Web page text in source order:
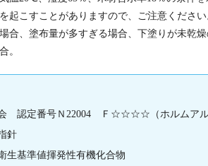
起こすことがありますので、ご注意ください
合、塗布量が多すぎる場合、下塗りが未乾
。
会 認定番号Ｎ22004 Ｆ☆☆☆☆（ホルムアル
針
基準値揮発性有機化合物